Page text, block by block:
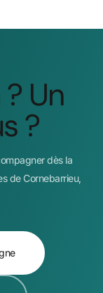
Un
?
dès la
de Cornebarrieu,